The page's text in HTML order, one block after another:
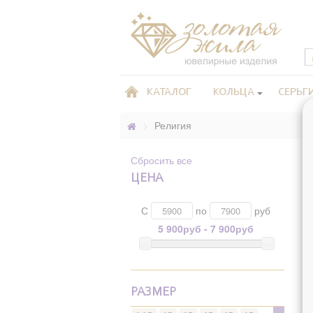
КАТАЛОГ КОЛЬЦА
Религия
Сбросить все
ЦЕНА
С по
руб
5 900руб - 7 900руб
РАЗМЕР